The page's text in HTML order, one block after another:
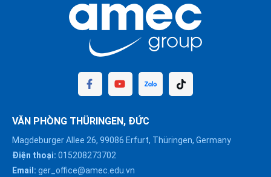
VĂN PHÒNG THÜRINGEN, ĐỨC
Magdeburger Allee 26, 99086 Erfurt, Thüringen, Germany
Điện thoại: 015208273702
Email: ger_office@amec.edu.vn